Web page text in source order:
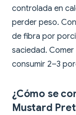
controlada en
perder peso.
de fibra por
saciedad.
consumir 2–3
¿Cómo se
Mustard